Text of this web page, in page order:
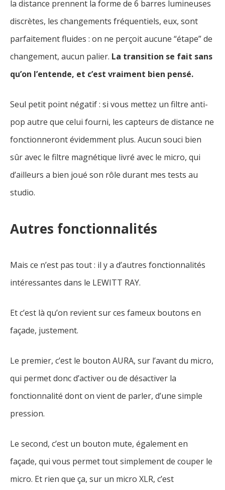
la distance prennent la forme de 6 barres lumineuses
discrètes, les changements fréquentiels, eux, sont
parfaitement fluides : on ne perçoit aucune “étape” de
changement, aucun palier. La transition se fait sans
qu’on l’entende, et c’est vraiment bien pensé.
Seul petit point négatif : si vous mettez un filtre anti-
pop autre que celui fourni, les capteurs de distance ne
fonctionneront évidemment plus. Aucun souci bien
sûr avec le filtre magnétique livré avec le micro, qui
d’ailleurs a bien joué son rôle durant mes tests au
studio.
Autres fonctionnalités
Mais ce n’est pas tout : il y a d’autres fonctionnalités
intéressantes dans le LEWITT RAY.
Et c’est là qu’on revient sur ces fameux boutons en
façade, justement.
Le premier, c’est le bouton AURA, sur l’avant du micro,
qui permet donc d’activer ou de désactiver la
fonctionnalité dont on vient de parler, d’une simple
pression.
Le second, c’est un bouton mute, également en
façade, qui vous permet tout simplement de couper le
micro. Et rien que ça, sur un micro XLR, c’est